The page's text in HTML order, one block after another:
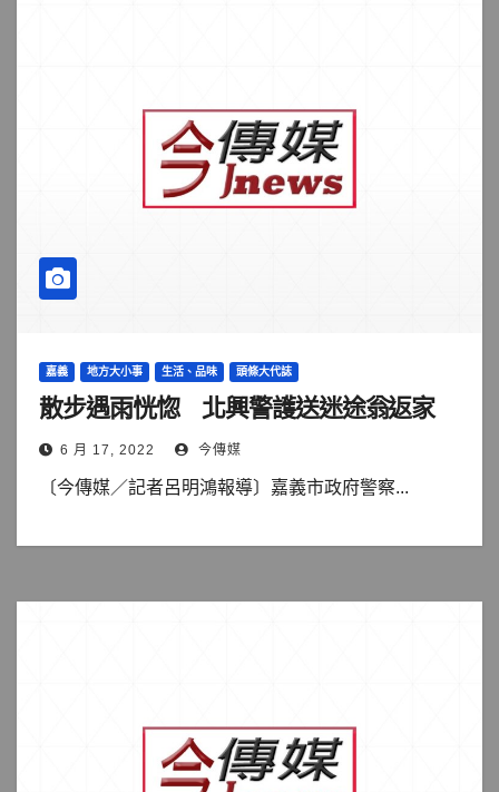
嘉義 地方大小事 生活、品味 頭條大代誌
散步遇雨恍惚 北興警護送迷途翁返家
6 月 17, 2022 今傳媒
〔今傳媒／記者呂明鴻報導〕嘉義市政府警察...